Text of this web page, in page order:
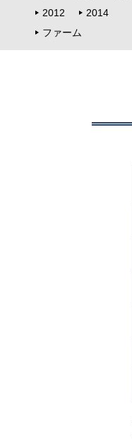
2012
2014
ファーム